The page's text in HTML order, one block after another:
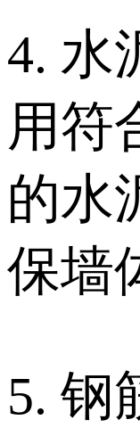
4. 水
用符
的水
保墙
5. 钢